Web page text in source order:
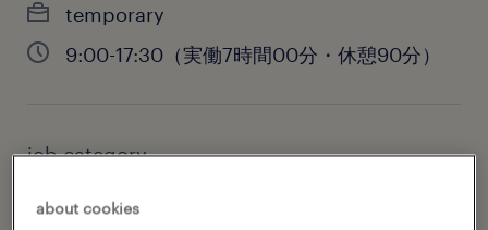
temporary
9:00-17:30（実働7時間00分・休憩90分）
job category
about cookies